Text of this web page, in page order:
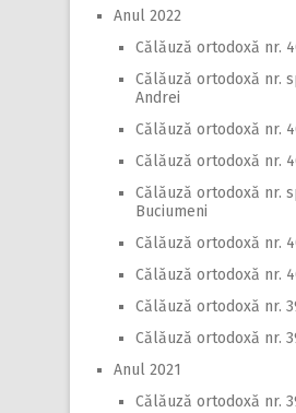
Anul 2022
Călăuză ortodoxă nr.
Călăuză ortodoxă nr.
Andrei
Călăuză ortodoxă nr.
Călăuză ortodoxă nr.
Călăuză ortodoxă nr.
Buciumeni
Călăuză ortodoxă nr.
Călăuză ortodoxă nr.
Călăuză ortodoxă nr.
Călăuză ortodoxă nr.
Anul 2021
Călăuză ortodoxă nr.